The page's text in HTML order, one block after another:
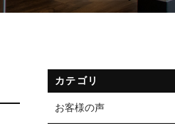
カテゴリ
お客様の声